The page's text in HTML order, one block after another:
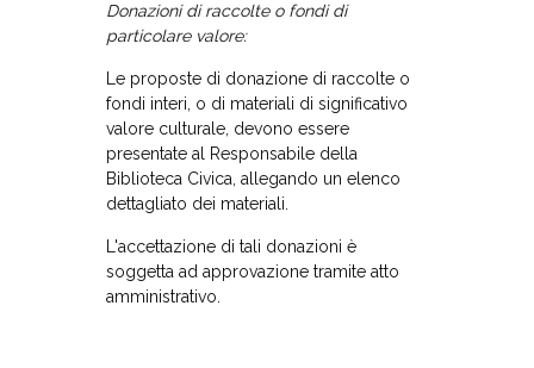
Donazioni di raccolte o fondi di
particolare valore:
Le proposte di donazione di raccolte o
fondi interi, o di materiali di significativo
valore culturale, devono essere
presentate al Responsabile della
Biblioteca Civica, allegando un elenco
dettagliato dei materiali.
L'accettazione di tali donazioni è
soggetta ad approvazione tramite atto
amministrativo.